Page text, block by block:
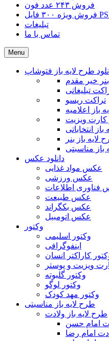
فروش ۲۴۳ عدد فون
تبلیغات
تماس با ما
Menu
طرح لایه باز فتوشاپ
بنر خیر مقدم
تبلیغاتی
تراکت ریسو
باز اعلامیه
کارت ویزیت
انتخاباتی
لایه باز بنر
باز مناسبتی
دانلود عکس
عکس مواد غذایی
عکس ورزشی
فناوری اطلاعات
عکس طبیعت
عکس بکگراند
عکس اتومبیل
وکتور
وکتور اسلیمی
اینفوگرافی
کاراکتر انسان
ویزیت و پوستر
وکتور گلبوته
وکتور لوگو
وکتور مهد کودک
طرح لایه باز مناسبتی
طرح لایه باز ولادت
امام حسن
امام رضا